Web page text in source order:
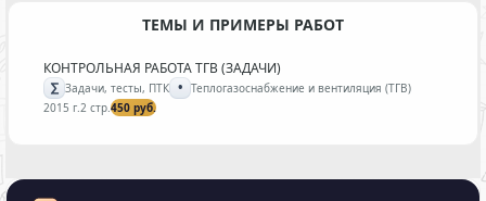
ТЕМЫ И ПРИМЕРЫ РАБОТ
КОНТРОЛЬНАЯ РАБОТА ТГВ (ЗАДАЧИ)
∑ Задачи, тесты, ПТК • Теплогазоснабжение и вентиляция (ТГВ)
2015 г.2 стр.450 руб.